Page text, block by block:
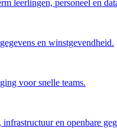
leerlingen, personeel en
en winstgevendheid.
voor snelle teams.
en openbare